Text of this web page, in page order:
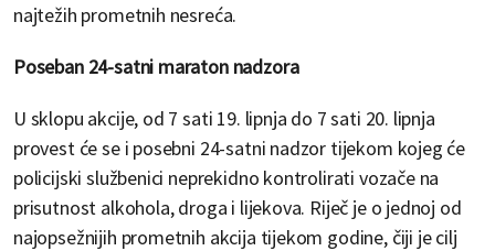
najtežih prometnih nesreća.
Poseban 24-satni maraton nadzora
U sklopu akcije, od 7 sati 19. lipnja do 7 sati 20. lipnja
provest će se i posebni 24-satni nadzor tijekom kojeg će
policijski službenici neprekidno kontrolirati vozače na
prisutnost alkohola, droga i lijekova. Riječ je o jednoj od
najopsežnijih prometnih akcija tijekom godine, čiji je cilj